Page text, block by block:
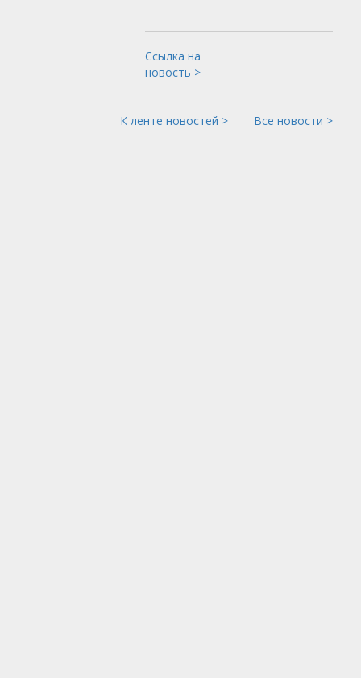
Ссылка на
новость >
К ленте новостей > Все новости >